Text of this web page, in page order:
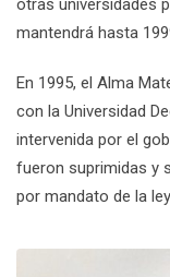
otras universidades
mantendrá hasta
En 1995, el Alma
con la Universidad
intervenida por el
fueron suprimidas y
por mandato de la